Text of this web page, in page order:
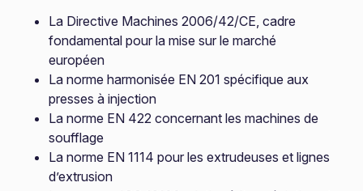
La Directive Machines 2006/42/CE, cadre
fondamental pour la mise sur le marché
européen
La norme harmonisée EN 201 spécifique aux
presses à injection
La norme EN 422 concernant les machines de
soufflage
La norme EN 1114 pour les extrudeuses et lignes
d’extrusion